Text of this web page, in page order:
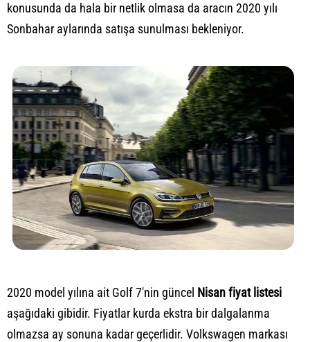
konusunda da hala bir netlik olmasa da aracın 2020 yılı
Sonbahar aylarında satışa sunulması bekleniyor.
2020 model yılına ait Golf 7'nin güncel Nisan fiyat listesi
aşağıdaki gibidir. Fiyatlar kurda ekstra bir dalgalanma
olmazsa ay sonuna kadar geçerlidir. Volkswagen markası